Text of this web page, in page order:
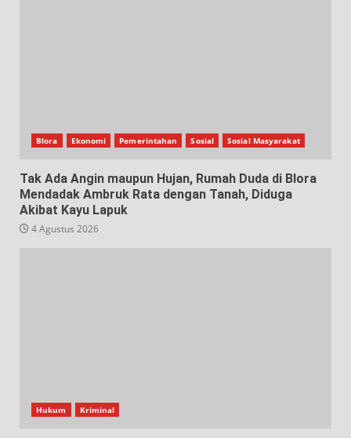
Blora Ekonomi Pemerintahan Sosial Sosial Masyarakat
Tak Ada Angin maupun Hujan, Rumah Duda di Blora
Mendadak Ambruk Rata dengan Tanah, Diduga
Akibat Kayu Lapuk
4 Agustus 2026
Hukum Kriminal